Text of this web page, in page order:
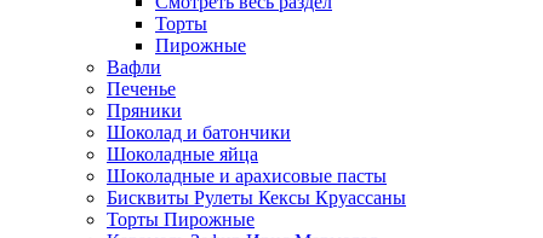
Торты
Пирожные
Вафли
Печенье
Пряники
Шоколад и батончики
Шоколадные яйца
Шоколадные и арахисовые пасты
Бисквиты Рулеты Кексы Круассаны
Торты Пирожные